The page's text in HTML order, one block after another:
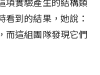
到的結果，她說：
而這組團隊發現它們